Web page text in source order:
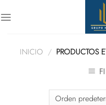
to
INICIO / PRODUCTOS